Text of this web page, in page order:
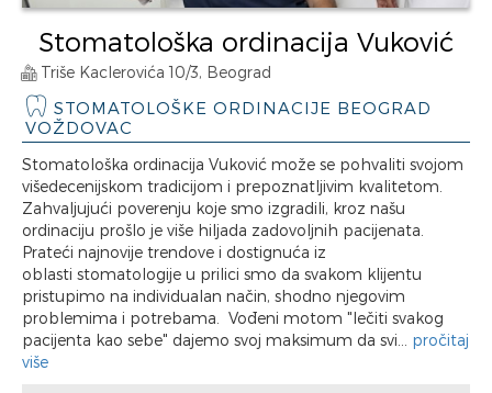
Stomatološka ordinacija Vuković
Triše Kaclerovića 10/3, Beograd
STOMATOLOŠKE ORDINACIJE BEOGRAD
VOŽDOVAC
Stomatološka ordinacija Vuković može se pohvaliti svojom
višedecenijskom tradicijom i prepoznatljivim kvalitetom.
Zahvaljujući poverenju koje smo izgradili, kroz našu
ordinaciju prošlo je više hiljada zadovoljnih pacijenata.
Prateći najnovije trendove i dostignuća iz
oblasti stomatologije u prilici smo da svakom klijentu
pristupimo na individualan način, shodno njegovim
problemima i potrebama. Vođeni motom "lečiti svakog
pacijenta kao sebe" dajemo svoj maksimum da svi... pročitaj
više